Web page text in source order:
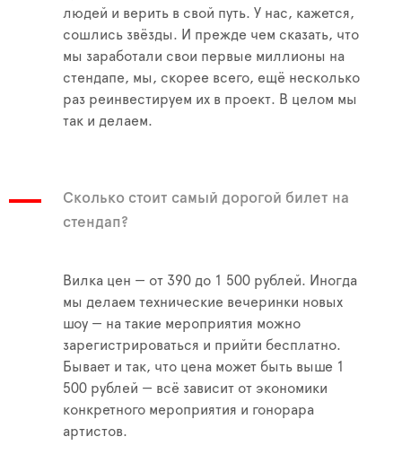
людей и верить в свой путь. У нас, кажется,
сошлись звёзды. И прежде чем сказать, что
мы заработали свои первые миллионы на
стендапе, мы, скорее всего, ещё несколько
раз реинвестируем их в проект. В целом мы
так и делаем.
Сколько стоит самый дорогой билет на
стендап?
Вилка цен — от 390 до 1 500 рублей. Иногда
мы делаем технические вечеринки новых
шоу — на такие мероприятия можно
зарегистрироваться и прийти бесплатно.
Бывает и так, что цена может быть выше 1
500 рублей — всё зависит от экономики
конкретного мероприятия и гонорара
артистов.